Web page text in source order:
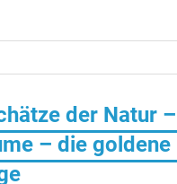
der Natur
– die goldene